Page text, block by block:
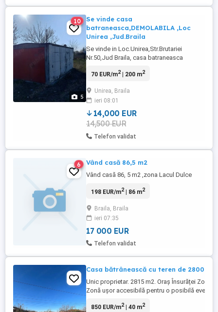
5
10
Se vinde casa
batraneasca,DEMOLABILA ,Loc
Unirea ,Jud.Braila
Se vinde in Loc.Unirea,Str.Brutariei
Nr.50,Jud Braila, casa batraneasca
si apa potabila.Pe teren se afla un garaj tip
nefinalizata.Suprafata teren 1609 mp .
70 EUR/m2| 200 m2
Unirea, Braila
ieri 08:01
14,000 EUR
14,500 EUR
Telefon validat
6 Vând casă 86,5 m2
Vând casă 86, 5 m2 ,zona Lacul Dulce
198 EUR/m2| 86 m2
Braila, Braila
ieri 07:35
17 000 EUR
Telefon validat
Casa bătrânească cu teren de 2800 mp
Unic proprietar. 2815 m2. Oraș Însurăței Zonă
Zonă ușor accesibilă pentru o posibilă
850 EUR/m2| 40 m2